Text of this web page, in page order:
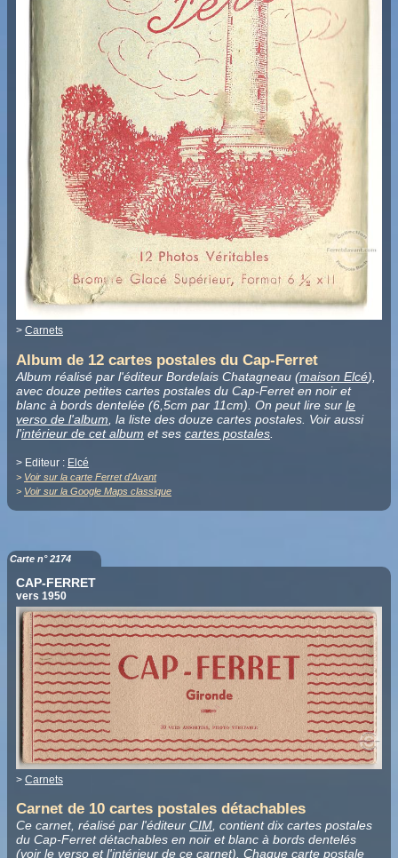
> Carnets
Album de 12 cartes postales du Cap-Ferret
Album réalisé par l'éditeur Bordelais Chatagneau (maison Elcé),
avec douze petites cartes postales du Cap-Ferret en noir et
blanc à bords dentelée (6,5cm par 11cm). On peut lire sur le
verso de l'album, la liste des douze cartes postales. Voir aussi
l'intérieur de cet album et ses cartes postales.
> Editeur : Elcé
> Voir sur la carte Ferret d'Avant
> Voir sur la Google Maps classique
Carte n° 2174
CAP-FERRET
vers 1950
> Carnets
Carnet de 10 cartes postales détachables
Ce carnet, réalisé par l'éditeur CIM, contient dix cartes postales
du Cap-Ferret détachables en noir et blanc à bords dentelés
(voir le verso et l'intérieur de ce carnet). Chaque carte postale